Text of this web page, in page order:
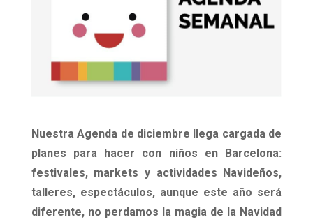
Nuestra Agenda de diciembre llega cargada de
planes para hacer con niños en Barcelona:
festivales, markets y actividades Navideños,
talleres, espectáculos, aunque este año será
diferente, no perdamos la magia de la Navidad